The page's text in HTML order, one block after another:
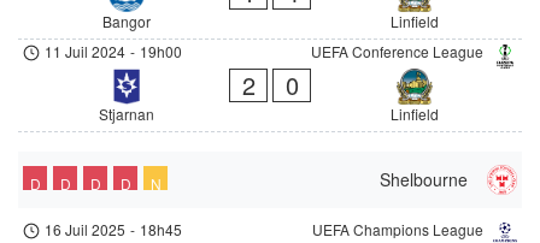
Bangor
Linfield
UEFA Conference League
11 Juil 2024 - 19h00
Stjarnan
2 0
Linfield
Shelbourne
D D D D N
UEFA Champions League
16 Juil 2025 - 18h45